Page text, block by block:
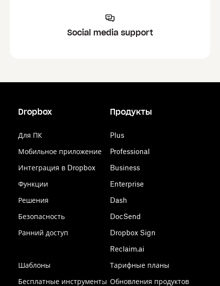
Social media support
Dropbox
Для ПК
Мобильное приложение
Интеграция в Dropbox
Функции
Решения
Безопасность
Ранний доступ
Шаблоны
Бесплатные инструменты
Продукты
Plus
Professional
Business
Enterprise
Dash
DocSend
Dropbox Sign
Reclaim.ai
Тарифные планы
Обновления продуктов